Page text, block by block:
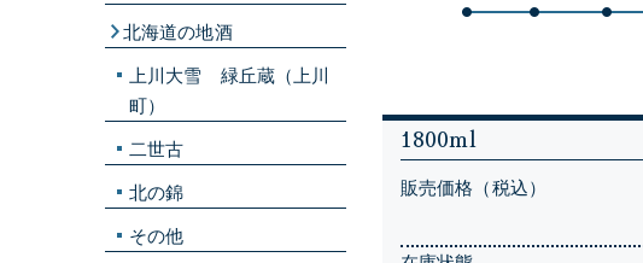
1800ml
販売価格（税込）
北海道の地酒
上川大雪 緑丘蔵（上川
町）
二世古
北の錦
その他